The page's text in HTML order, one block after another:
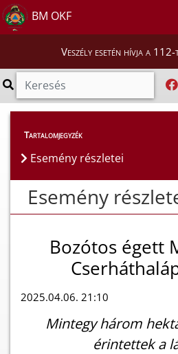
BM OKF
Veszély esetén hívja a
Esemény részletei
Tartalomjegyzék
Esemény részletei
Esemény
Bozótos égett
2025.04.06. 21:10
Mintegy három
érintettek a